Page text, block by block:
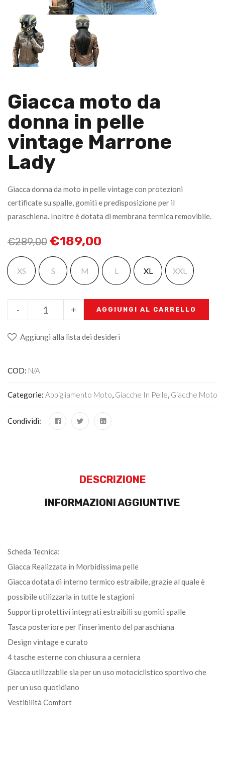
Giacca moto da
donna in pelle
vintage Marrone
Lady
Giacca donna da moto in pelle vintage con protezioni
certificate su spalle, gomiti e predisposizione per il
paraschiena. Inoltre è dotata di membrana termica removibile.
€289,00 €189,00
XS S M L XL XXL
+
- AGGIUNGI AL CARRELLO
Aggiungi alla lista dei desideri
COD: N/A
Categorie: Abbigliamento Moto, Giacche In Pelle, Giacche Moto
Condividi:
DESCRIZIONE
INFORMAZIONI AGGIUNTIVE
Scheda Tecnica:
Giacca Realizzata in Morbidissima pelle
Giacca dotata di interno termico estraibile, grazie al quale è
possibile utilizzarla in tutte le stagioni
Supporti protettivi integrati estraibili su gomiti spalle
Tasca posteriore per l’inserimento del paraschiana
Design vintage e curato
4 tasche esterne con chiusura a cerniera
Giacca utilizzabile sia per un uso motociclistico sportivo che
per un uso quotidiano
Vestibilità Comfort